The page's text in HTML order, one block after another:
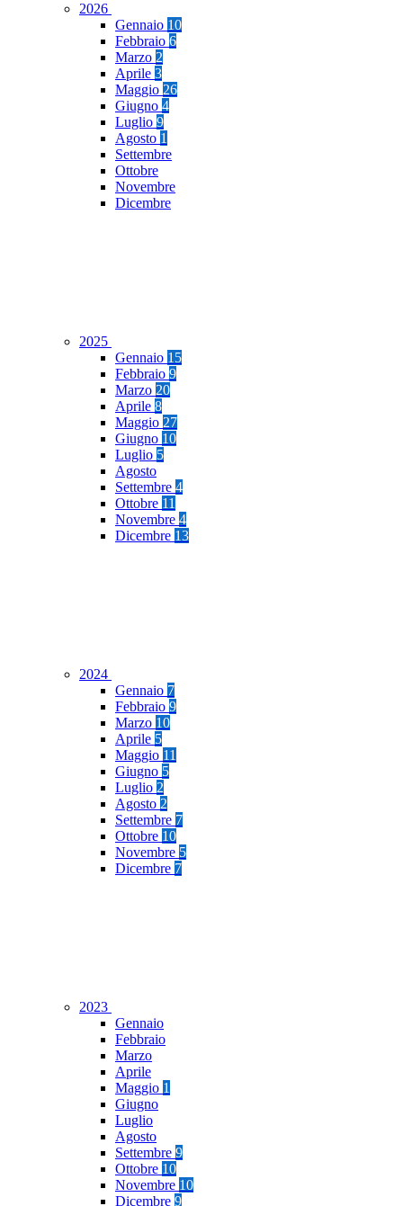
2026
Gennaio 10
Febbraio 6
Marzo 2
Aprile 3
Maggio 26
Giugno 4
Luglio 9
Agosto 1
Settembre
Ottobre
Novembre
Dicembre
2025
Gennaio 15
Febbraio 9
Marzo 20
Aprile 8
Maggio 27
Giugno 10
Luglio 5
Agosto
Settembre 4
Ottobre 11
Novembre 4
Dicembre 13
2024
Gennaio 7
Febbraio 9
Marzo 10
Aprile 5
Maggio 11
Giugno 5
Luglio 2
Agosto 2
Settembre 7
Ottobre 10
Novembre 5
Dicembre 7
2023
Gennaio
Febbraio
Marzo
Aprile
Maggio 1
Giugno
Luglio
Agosto
Settembre 9
Ottobre 10
Novembre 10
Dicembre 9